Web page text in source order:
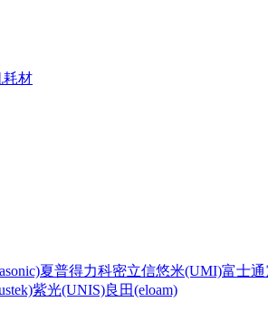
耗材
夏普得力科密立信悠米(UMI)富士通
紫光(UNIS)良田(eloam)